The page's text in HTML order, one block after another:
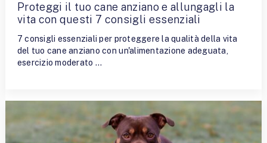
Proteggi il tuo cane anziano e allungagli la
vita con questi 7 consigli essenziali
7 consigli essenziali per proteggere la qualità della vita
del tuo cane anziano con un'alimentazione adeguata,
esercizio moderato …